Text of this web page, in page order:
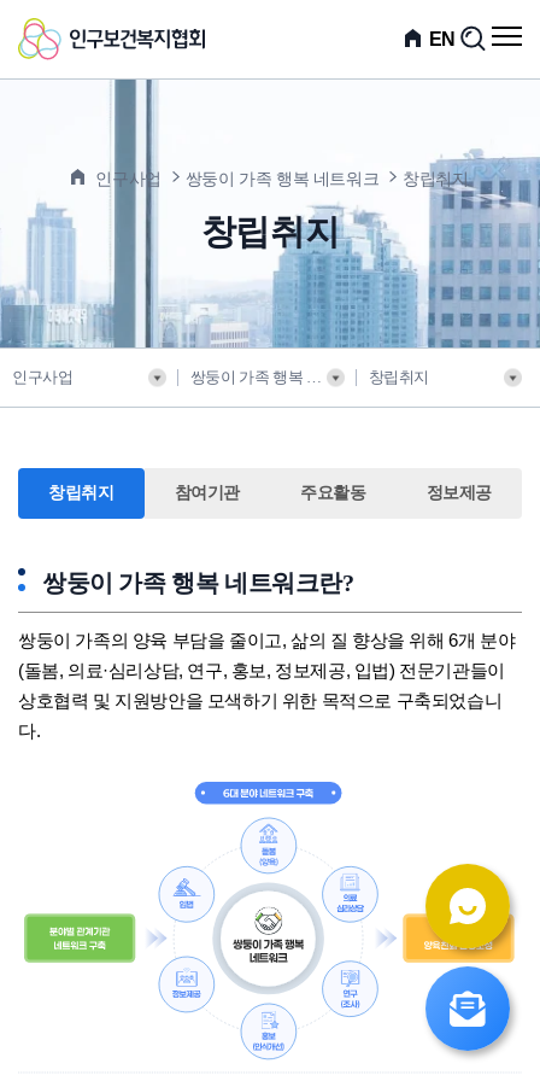
인
구
복
협
회
EN
검
전
메
인구사업
쌍둥이 가족 행복 네트워크 창립취지
창립취지
인구사업 쌍둥이 가족 행복 네트워크 창립취지
창립취지 참여기관 주요활동 정보제공
쌍둥이 가족 행복 네트워크란?
쌍둥이 가족의 양육 부담을 줄이고, 삶의 질 향상을 위해 6개 분야
(돌봄, 의료·심리상담, 연구, 홍보, 정보제공, 입법) 전문기관들이
상호협력 및 지원방안을 모색하기 위한 목적으로 구축되었습니
다.